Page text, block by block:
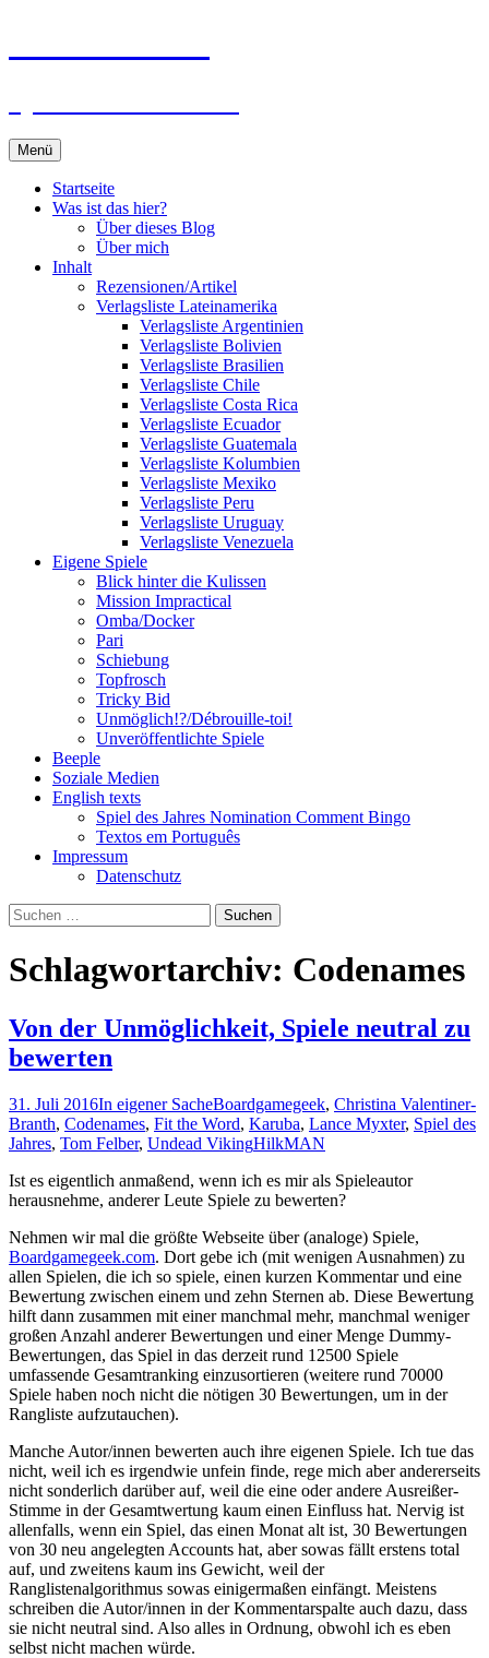
Menü
Startseite
Was ist das hier?
Über dieses Blog
Über mich
Inhalt
Rezensionen/Artikel
Verlagsliste Lateinamerika
Verlagsliste Argentinien
Verlagsliste Bolivien
Verlagsliste Brasilien
Verlagsliste Chile
Verlagsliste Costa Rica
Verlagsliste Ecuador
Verlagsliste Guatemala
Verlagsliste Kolumbien
Verlagsliste Mexiko
Verlagsliste Peru
Verlagsliste Uruguay
Verlagsliste Venezuela
Eigene Spiele
Blick hinter die Kulissen
Mission Impractical
Omba/Docker
Pari
Schiebung
Topfrosch
Tricky Bid
Unmöglich!?/Débrouille-toi!
Unveröffentlichte Spiele
Beeple
Soziale Medien
English texts
Spiel des Jahres Nomination Comment Bingo
Textos em Português
Impressum
Datenschutz
Suchen
nach:
Schlagwortarchiv: Codenames
Von der Unmöglichkeit, Spiele neutral zu
bewerten
31. Juli 2016In eigener SacheBoardgamegeek, Christina Valentiner-
Branth, Codenames, Fit the Word, Karuba, Lance Myxter, Spiel des
Jahres, Tom Felber, Undead VikingHilkMAN
Ist es eigentlich anmaßend, wenn ich es mir als Spieleautor
herausnehme, anderer Leute Spiele zu bewerten?
Nehmen wir mal die größte Webseite über (analoge) Spiele,
Boardgamegeek.com. Dort gebe ich (mit wenigen Ausnahmen) zu
allen Spielen, die ich so spiele, einen kurzen Kommentar und eine
Bewertung zwischen einem und zehn Sternen ab. Diese Bewertung
hilft dann zusammen mit einer manchmal mehr, manchmal weniger
großen Anzahl anderer Bewertungen und einer Menge Dummy-
Bewertungen, das Spiel in das derzeit rund 12500 Spiele
umfassende Gesamtranking einzusortieren (weitere rund 70000
Spiele haben noch nicht die nötigen 30 Bewertungen, um in der
Rangliste aufzutauchen).
Manche Autor/innen bewerten auch ihre eigenen Spiele. Ich tue das
nicht, weil ich es irgendwie unfein finde, rege mich aber andererseits
nicht sonderlich darüber auf, weil die eine oder andere Ausreißer-
Stimme in der Gesamtwertung kaum einen Einfluss hat. Nervig ist
allenfalls, wenn ein Spiel, das einen Monat alt ist, 30 Bewertungen
von 30 neu angelegten Accounts hat, aber sowas fällt erstens total
auf, und zweitens kaum ins Gewicht, weil der
Ranglistenalgorithmus sowas einigermaßen einfängt. Meistens
schreiben die Autor/innen in der Kommentarspalte auch dazu, dass
sie nicht neutral sind. Also alles in Ordnung, obwohl ich es eben
selbst nicht machen würde.